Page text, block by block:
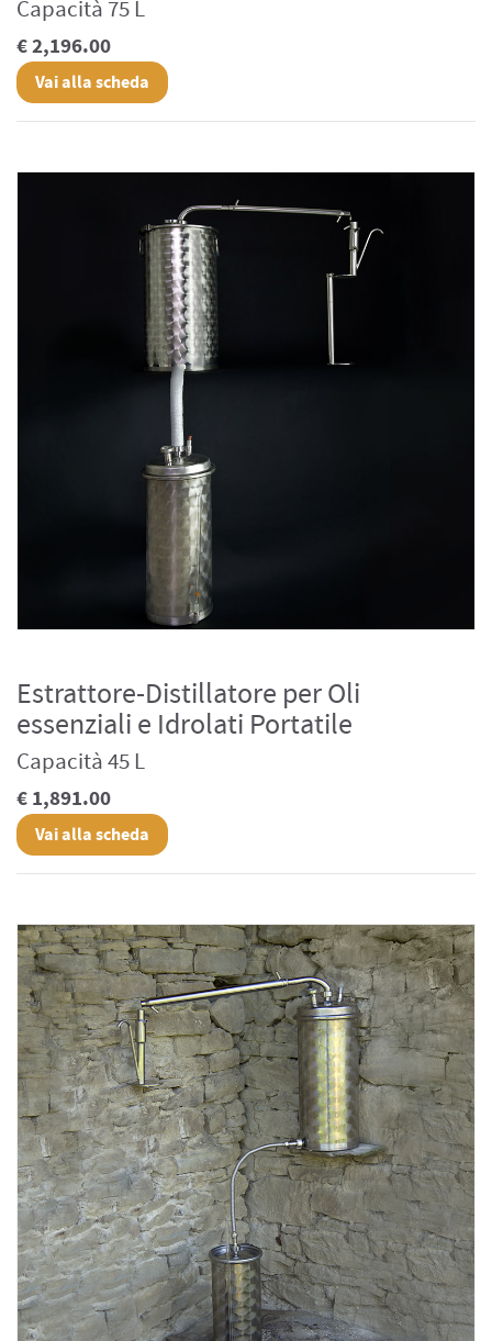
Capacità 75 L
€ 2,196.00
Vai alla scheda
Estrattore-Distillatore per Oli
essenziali e Idrolati Portatile
Capacità 45 L
€ 1,891.00
Vai alla scheda